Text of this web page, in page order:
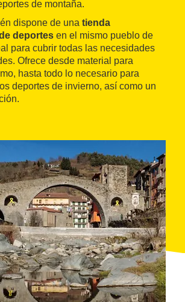
de montaña.
dispone de una tienda
deportes en el mismo pueblo de
para cubrir todas las necesidades
Ofrece desde material para
hasta todo lo necesario para
deportes de invierno, así como un